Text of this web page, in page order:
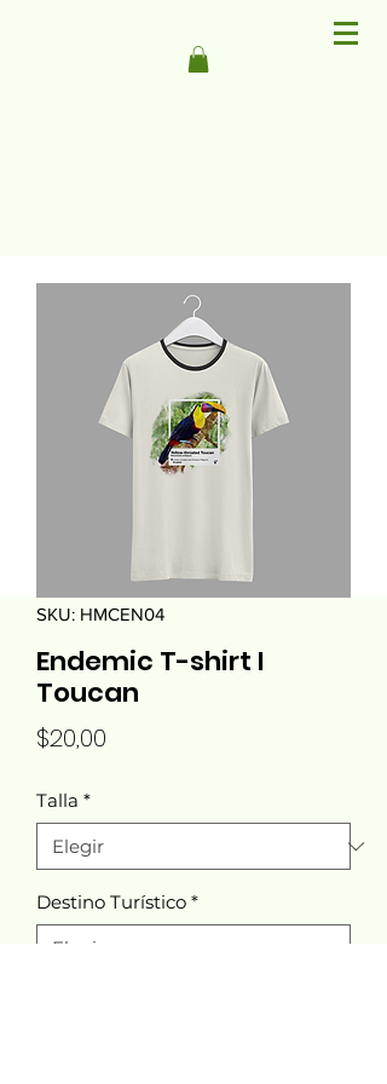
SKU: HMCEN04
Endemic T-shirt I
Toucan
$20,00
Talla *
Destino Turístico *